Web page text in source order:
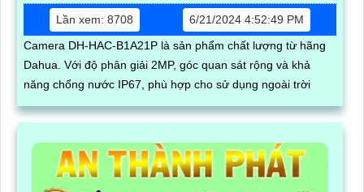
Lần xem: 8708
6/21/2024 4:52:49 PM
Camera DH-HAC-B1A21P là sản phẩm chất lượng từ hãng
Dahua. Với độ phân giải 2MP, góc quan sát rộng và khả
năng chống nước IP67, phù hợp cho sử dụng ngoài trời